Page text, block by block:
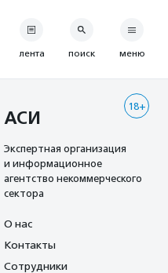
лента поиск меню
18+
АСИ
Экспертная организация
и информационное
агентство некоммерческого
сектора
О нас
Контакты
Сотрудники